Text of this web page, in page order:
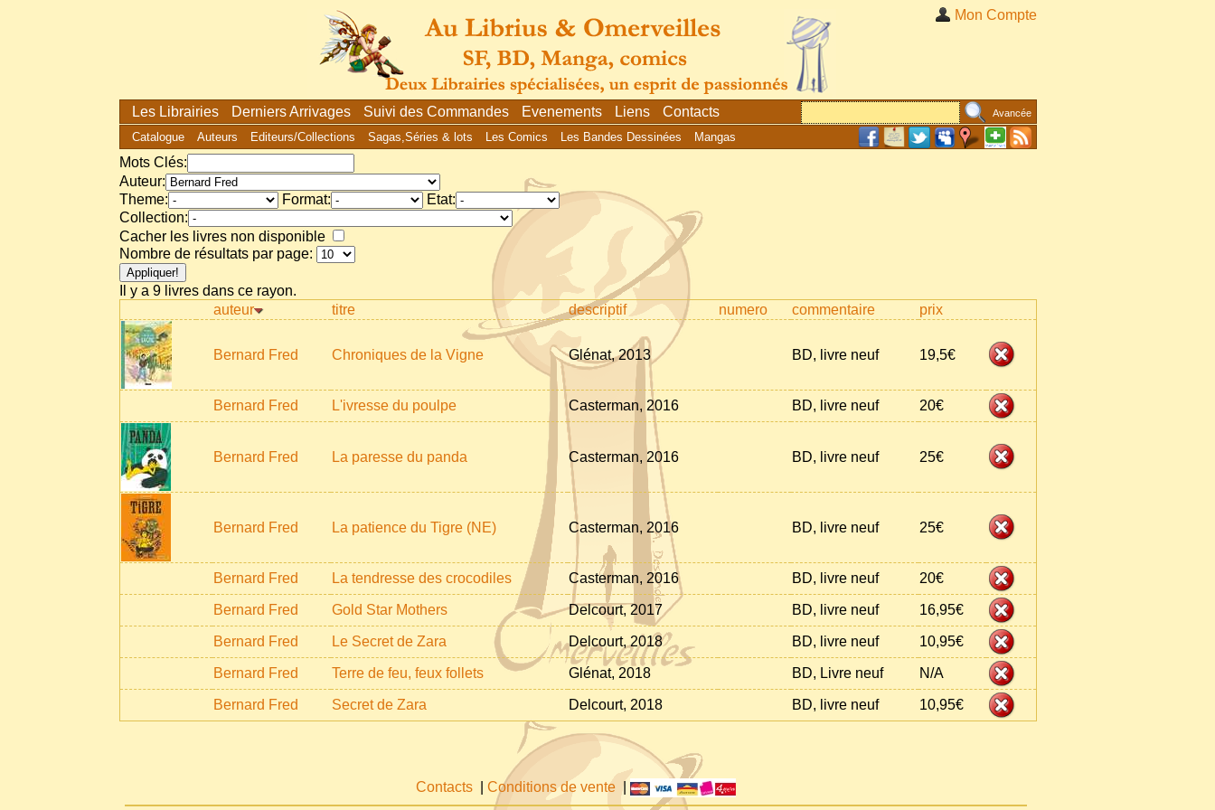
Mon Compte
Les Librairies Derniers Arrivages Suivi des Commandes Evenements Liens Contacts Avancée
Catalogue Auteurs Editeurs/Collections Sagas,Séries & lots Les Comics Les Bandes Dessinées Mangas
Mots Clés:
Auteur:
Theme:
Format:
Etat:
Collection:
Cacher les livres non disponible
Nombre de résultats par page:
Il y a 9 livres dans ce rayon.
auteur
titre descriptif numero commentaire prix
Bernard Fred Chroniques de la Vigne Glénat, 2013 BD, livre neuf 19,5€
Bernard Fred L'ivresse du poulpe Casterman, 2016 BD, livre neuf 20€
Bernard Fred La paresse du panda Casterman, 2016 BD, livre neuf 25€
Bernard Fred La patience du Tigre (NE) Casterman, 2016 BD, livre neuf 25€
Bernard Fred La tendresse des crocodiles Casterman, 2016 BD, livre neuf 20€
Bernard Fred Gold Star Mothers Delcourt, 2017 BD, livre neuf 16,95€
Bernard Fred Le Secret de Zara Delcourt, 2018 BD, livre neuf 10,95€
Bernard Fred Terre de feu, feux follets Glénat, 2018 BD, Livre neuf N/A
Bernard Fred Secret de Zara Delcourt, 2018 BD, livre neuf 10,95€
Contacts |Conditions de vente |